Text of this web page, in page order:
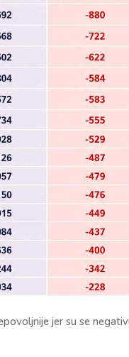
jer su se